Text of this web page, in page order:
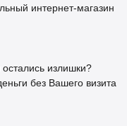
интернет-магазин
излишки?
без Вашего визита